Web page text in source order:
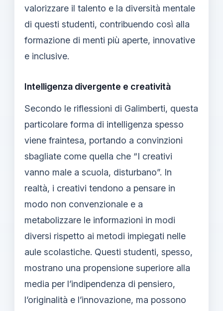
valorizzare il talento e la diversità mentale
di questi studenti, contribuendo così alla
formazione di menti più aperte, innovative
e inclusive.
Intelligenza divergente e creatività
Secondo le riflessioni di Galimberti, questa
particolare forma di intelligenza spesso
viene fraintesa, portando a convinzioni
sbagliate come quella che “I creativi
vanno male a scuola, disturbano”. In
realtà, i creativi tendono a pensare in
modo non convenzionale e a
metabolizzare le informazioni in modi
diversi rispetto ai metodi impiegati nelle
aule scolastiche. Questi studenti, spesso,
mostrano una propensione superiore alla
media per l’indipendenza di pensiero,
l’originalità e l’innovazione, ma possono